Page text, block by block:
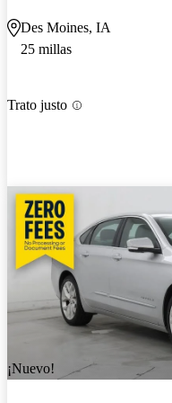
Des Moines, IA
25 millas
Trato justo
¡Nuevo!